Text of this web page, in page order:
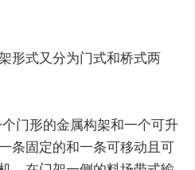
形式又分为门式和桥式两
门形的金属构架和一个可升
条固定的和一条可移动且可